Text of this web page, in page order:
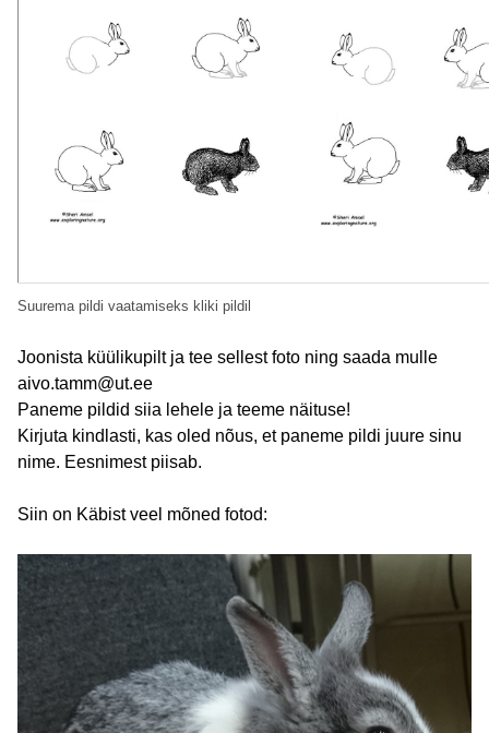
Suurema pildi vaatamiseks kliki pildil
Joonista küülikupilt ja tee sellest foto ning saada mulle
aivo.tamm@ut.ee
Paneme pildid siia lehele ja teeme näituse!
Kirjuta kindlasti, kas oled nõus, et paneme pildi juure sinu
nime. Eesnimest piisab.
Siin on Käbist veel mõned fotod: